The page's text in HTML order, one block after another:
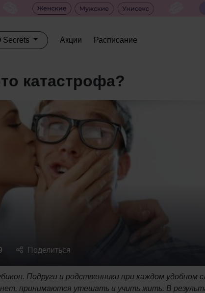
Secrets Акции Расписание
катастрофа?
Поделиться
Подруги и родственники при каждом удобном
принимаются утешать и учить жить. В